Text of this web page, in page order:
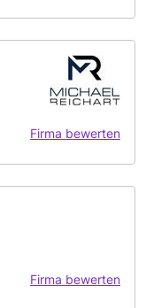
Firma bewerten
Firma bewerten